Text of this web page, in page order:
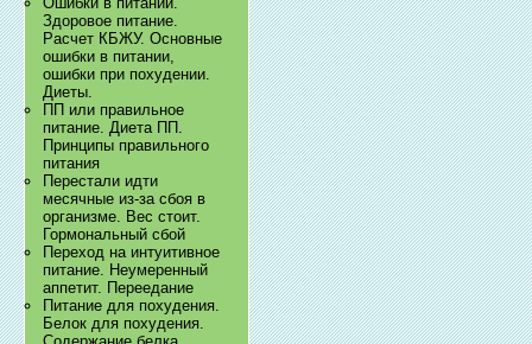
Здоровое питание.
Расчет КБЖУ. Основные
ошибки в питании,
ошибки при похудении.
Диеты.
ПП или правильное
питание. Диета ПП.
Принципы правильного
питания
Перестали идти
месячные из-за сбоя в
организме. Вес стоит.
Гормональный сбой
Переход на интуитивное
питание. Неумеренный
аппетит. Переедание
Питание для похудения.
Белок для похудения.